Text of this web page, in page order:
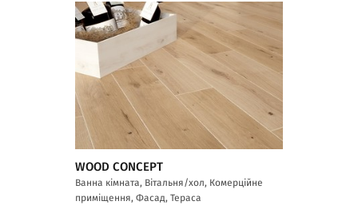
WOOD CONCEPT
Ванна кімната, Вітальня/хол, Комерційне
приміщення, Фасад, Тераса